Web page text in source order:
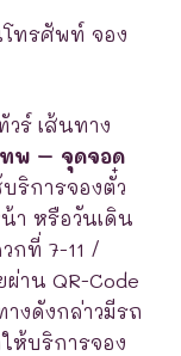
ทรศัพท์ จอง
ร์ เส้นทาง
ทพ – จุดจอด
ริการจองตั๋ว
า หรือวันเดิน
กที่ 7-11 /
าน QR-Code
งดังกล่าวมีรถ
ห้บริการจอง